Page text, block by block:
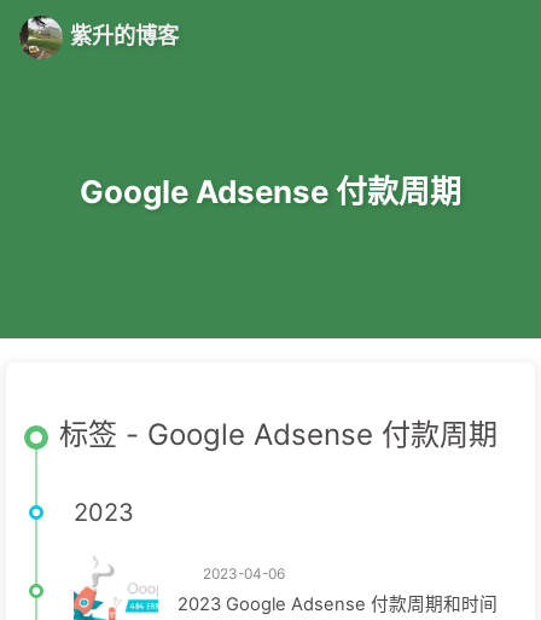
紫升的博客
Google Adsense 付款周期
标签 - Google Adsense 付款周期
2023
2023-04-06
2023 Google Adsense 付款周期和时间